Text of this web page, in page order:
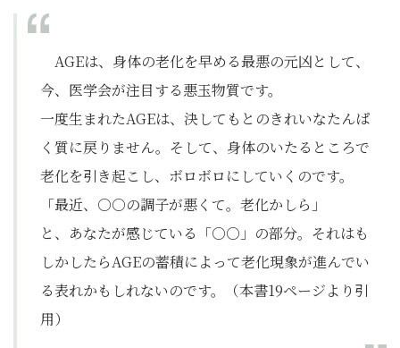
AGEは、身体の老化を早める最悪の元凶として、
今、医学会が注目する悪玉物質です。
一度生まれたAGEは、決してもとのきれいなたんぱ
く質に戻りません。そして、身体のいたるところで
老化を引き起こし、ボロボロにしていくのです。
「最近、○○の調子が悪くて。老化かしら」
と、あなたが感じている「○○」の部分。それはも
しかしたらAGEの蓄積によって老化現象が進んでい
る表れかもしれないのです。（本書19ページより引
用）